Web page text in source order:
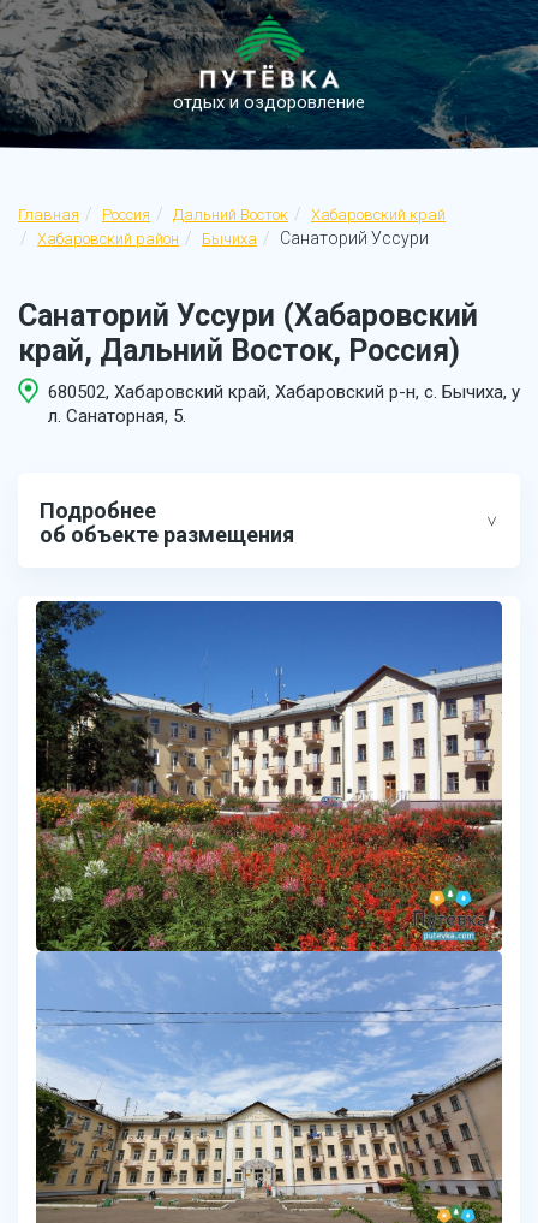
отдых и оздоровление
Главная Россия Дальний Восток
Хабаровский край
Хабаровский район
Бычиха Санаторий Уссури
Санаторий Уссури (Хабаровский
край, Дальний Восток, Россия)
680502, Хабаровский край, Хабаровский р-н, с. Бычиха, у
л. Санаторная, 5.
Подробнее
об объекте размещения